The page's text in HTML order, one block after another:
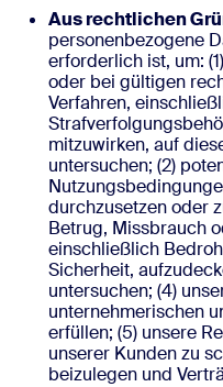
Aus rechtlichen
personenbezogene
erforderlich ist, um:
oder bei gültigen
Verfahren,
mitzuwirken, auf
untersuchen; (2)
durchzusetzen oder
Betrug, Missbrauch
einschließlich
Sicherheit,
untersuchen; (4)
unternehmerischen
erfüllen; (5) unsere
unserer Kunden zu
beizulegen und